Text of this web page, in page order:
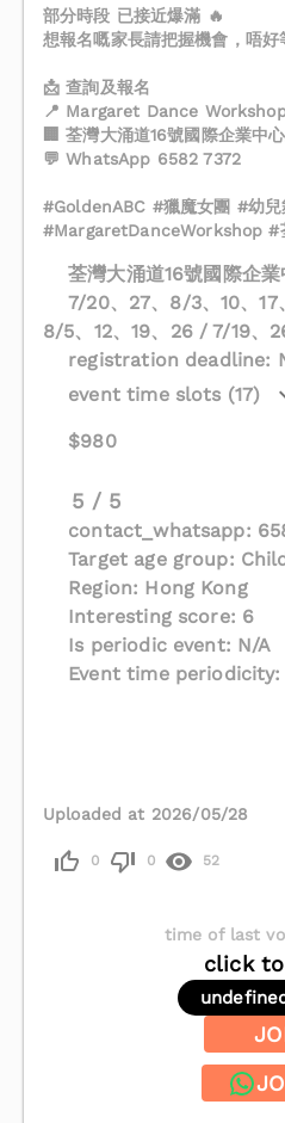
部分時段 已接近爆滿 🔥
想報名嘅家長請把握機會，唔好
📩 查詢及報名
📍 Margaret Dance
🏢 荃灣大涌道16號國際企業中
💬 WhatsApp 6582 7372
#GoldenABC #獵魔女團 #幼
#MargaretDanceWorkshop #
荃灣大涌道16號國際企
7/20、27、8/3、10、17
8/5、12、19、26 / 7/19、
registration deadline:
event time slots (17)
$980
5 / 5
contact_whatsapp:
Target age group:
Region: Hong Kong
Interesting score: 6
Is periodic event: N/A
Event time periodicity:
Uploaded at 2026/05/28
0 0 52
time of last
click